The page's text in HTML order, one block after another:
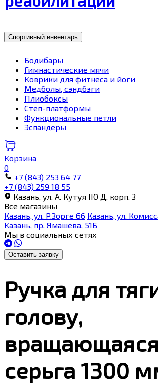
Спортивный инвентарь
Бодибары
Гимнастические мячи
Коврики для фитнеса и йоги
Медболы, сэндбэги
Плиобоксы
Степ-платформы
Функциональные петли
Эспандеры
Корзина
0
+7 (843) 253 64 77
+7 (843) 259 18 55
Казань, ул. А. Кутуя IIO Д, корп. З
Все магазины
Казань, ул. Р.Зорге 66 Казань, ул.
Казань, пр. Ямашева, 51Б
Мы в социальных сетях
Оставить заявку
Ручка для
голову,
вращающаяся
серьга 1300